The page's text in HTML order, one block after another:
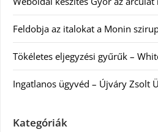
Feldobja az italokat a Monin
Tökéletes eljegyzési gyűrűk –
Ingatlanos ügyvéd – Újváry Zsolt
Kategóriák